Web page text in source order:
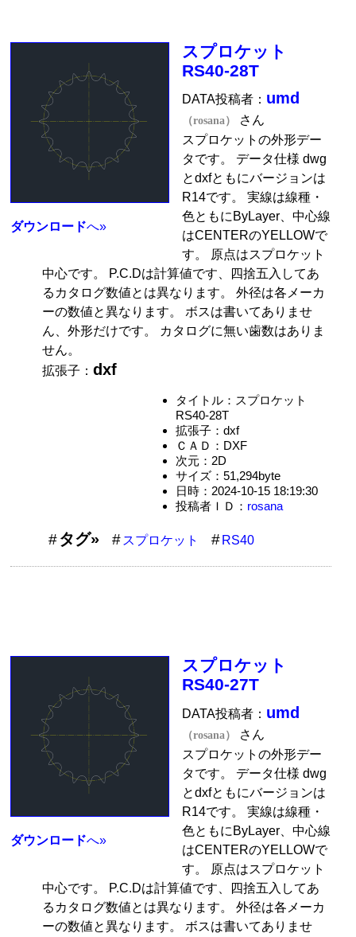
ダウンロードへ»
スプロケット
RS40-28T
DATA投稿者： umd
（rosana）
さん
スプロケットの外形デー
タです。 データ仕様 dwg
とdxfともにバージョンは
R14です。 実線は線種・
色ともにByLayer、中心線
はCENTERのYELLOWで
す。 原点はスプロケット
中心です。 P.C.Dは計算値です、四捨五入してあ
るカタログ数値とは異なります。 外径は各メーカ
ーの数値と異なります。 ボスは書いてありませ
ん、外形だけです。 カタログに無い歯数はありま
せん。
拡張子：dxf
タイトル：スプロケット
RS40-28T
拡張子：dxf
ＣＡＤ：DXF
次元：2D
サイズ：51,294byte
日時：2024-10-15 18:19:30
投稿者ＩＤ： rosana
タグ» スプロケット RS40
ダウンロードへ»
スプロケット
RS40-27T
DATA投稿者： umd
（rosana）
さん
スプロケットの外形デー
タです。 データ仕様 dwg
とdxfともにバージョンは
R14です。 実線は線種・
色ともにByLayer、中心線
はCENTERのYELLOWで
す。 原点はスプロケット
中心です。 P.C.Dは計算値です、四捨五入してあ
るカタログ数値とは異なります。 外径は各メーカ
ーの数値と異なります。 ボスは書いてありませ